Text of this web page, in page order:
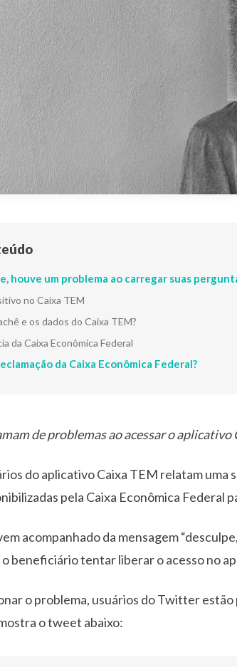
houve um problema ao carregar suas
no Caixa TEM
e os dados do Caixa TEM?
da Caixa Econômica Federal
da Caixa Econômica Federal?
de problemas ao acessar o aplicativo
do aplicativo Caixa TEM relatam
pela Caixa Econômica Federal
acompanhado da mensagem
beneficiário tentar liberar o acesso no
o problema, usuários do Twitter
o tweet abaixo: